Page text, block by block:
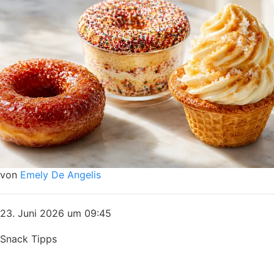
von Emely De Angelis
23. Juni 2026 um 09:45
Snack Tipps